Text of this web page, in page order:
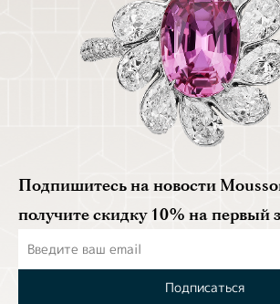
Подпишитесь на новости
получите скидку 10% на первый
Подписаться